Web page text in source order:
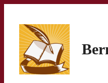
содержимому